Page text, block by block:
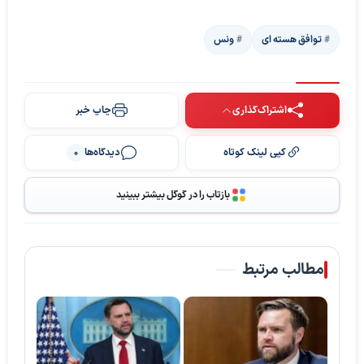
توافق هسته ای ونس
اشتراک‌گذاری چاپ خبر
کپی لینک کوتاه دیدگاه‌ها 0
بازتاب را در گوگل بیشتر ببینید
مطالب مرتبط